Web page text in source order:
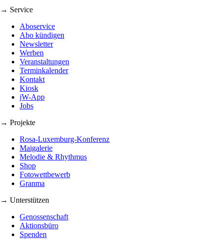
→ Service
Aboservice
Abo kündigen
Newsletter
Werben
Veranstaltungen
Terminkalender
Kontakt
Kiosk
jW-App
Jobs
→ Projekte
Rosa-Luxemburg-Konferenz
Maigalerie
Melodie & Rhythmus
Shop
Fotowettbewerb
Granma
→ Unterstützen
Genossenschaft
Aktionsbüro
Spenden